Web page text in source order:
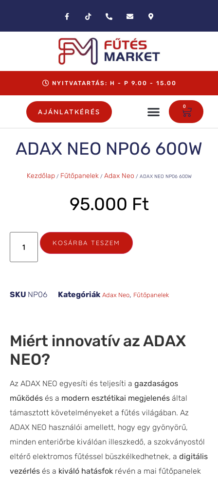
NYITVATARTÁS: H - P 9.00 - 15.00
AJÁNLATKÉRÉS
0
ADAX NEO NP06 600W
Kezdőlap/ Fűtőpanelek/ Adax Neo / ADAX NEO NP06 600W
95.000 Ft
KOSÁRBA TESZEM
SKU NP06 Kategóriák Adax Neo, Fűtőpanelek
Miért innovatív az ADAX
NEO?
Az ADAX NEO egyesíti és teljesíti a gazdaságos
működés és a modern esztétikai megjelenés által
támasztott követelményeket a fűtés világában. Az
ADAX NEO használói amellett, hogy egy gyönyörű,
minden enteriőrbe kiválóan illeszkedő, a szokványostól
eltérő elektromos fűtéssel büszkélkedhetnek, a digitális
vezérlés és a kiváló hatásfok révén a mai fűtőpanelek